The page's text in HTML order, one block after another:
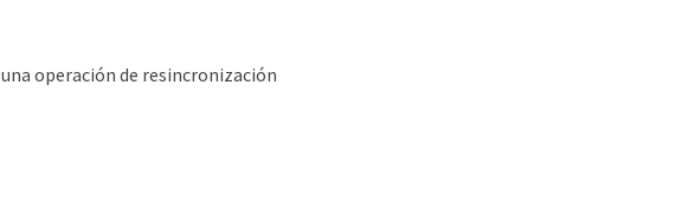
operación de resincronización